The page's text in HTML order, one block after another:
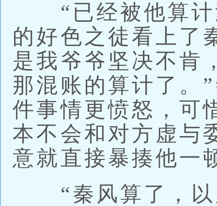
“已经被他算计
的好色之徒看上了
是我爷爷坚决不肯
那混账的算计了。
件事情更愤怒，可
本不会和对方虚与
意就直接暴揍他一
“秦风算了，以